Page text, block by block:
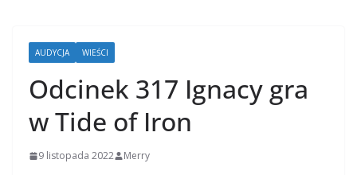
AUDYCJA WIEŚCI
Odcinek 317 Ignacy gra
w Tide of Iron
9 listopada 2022 Merry